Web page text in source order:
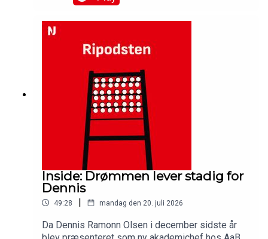
hjemme på Aalborg Portland Park fik Steffen
start takket være en 1-0 sejr. Vi analyserer
sæsonpremieren og får reaktioner fra
cheftræneren og matchvinderen i denne udgave
af Ripodsten.Medvirkende:Simon Ydesen,
journalist, NordjyskeJens Otto Barsøe, journalist,
NordjyskeFrederik Børsting, AaBSteffen Højer,
cheftræner, AaB
Inside: Drømmen lever stadig for
Dennis
49:28 | mandag den 20. juli 2026
Da Dennis Ramonn Olsen i december sidste år